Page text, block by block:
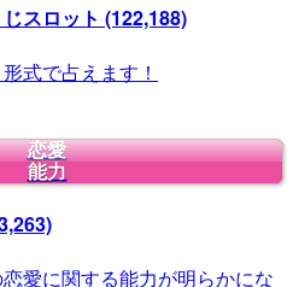
スロット (122,188)
式で占えます！
恋愛
能力
愛に関する能力が明らかにな